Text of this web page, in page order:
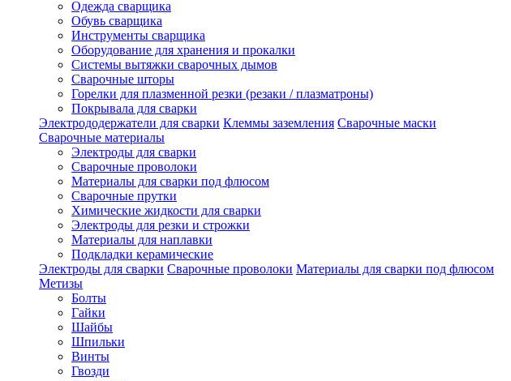
Одежда сварщика
Обувь сварщика
Инструменты сварщика
Оборудование для хранения и прокалки
Системы вытяжки сварочных дымов
Сварочные шторы
Горелки для плазменной резки (резаки / плазматроны)
Покрывала для сварки
Электрододержатели для сварки Клеммы заземления Сварочные маски
Сварочные материалы
Электроды для сварки
Сварочные проволоки
Материалы для сварки под флюсом
Сварочные прутки
Химические жидкости для сварки
Электроды для резки и строжки
Материалы для наплавки
Подкладки керамические
Электроды для сварки Сварочные проволоки Материалы для сварки под флюсом
Метизы
Болты
Гайки
Шайбы
Шпильки
Винты
Гвозди